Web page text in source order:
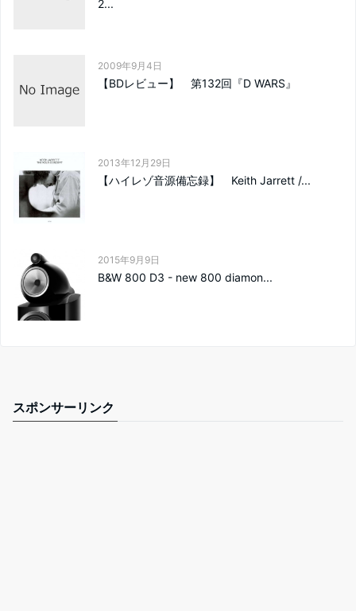
2...
2009年9月4日
【BDレビュー】 第132回『D WARS』
2013年12月29日
【ハイレゾ音源備忘録】 Keith Jarrett /...
2015年9月9日
B&W 800 D3 - new 800 diamon...
スポンサーリンク